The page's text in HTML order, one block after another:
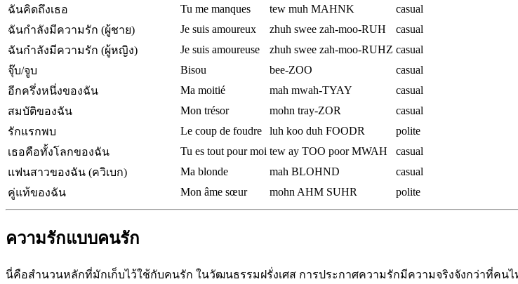
ฉันคิดถึงเธอ
Tu me manques tew muh MAHNK
casual
ฉันกำลังมีความรัก (ผู้ชาย)
Je suis amoureux zhuh swee zah-moo-RUH
casual
ฉันกำลังมีความรัก (ผู้หญิง)
Je suis amoureuse zhuh swee zah-moo-RUHZ casual
จุ๊บ/จูบ
Bisou bee-ZOO
casual
อีกครึ่งหนึ่งของฉัน
Ma moitié mah mwah-TYAY
casual
สมบัติของฉัน
Mon trésor mohn tray-ZOR
casual
รักแรกพบ
Le coup de foudre luh koo duh FOODR
polite
เธอคือทั้งโลกของฉัน
Tu es tout pour moi tew ay TOO poor MWAH
casual
แฟนสาวของฉัน (ควิเบก)
Ma blonde mah BLOHND
casual
คู่แท้ของฉัน
Mon âme sœur mohn AHM SUHR polite
ความรักแบบคนรัก
นี่คือสำนวนหลักที่มักเก็บไว้ใช้กับคนรัก ในวัฒนธรรมฝรั่งเศส การประกาศความรักมีความจริงจังกว่าที่คนไท